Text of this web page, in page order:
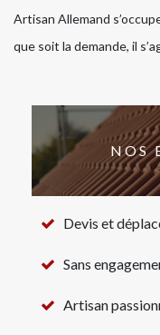
Artisan Allemand
que soit la demande, il
NOS
Devis et
Sans
Artisan